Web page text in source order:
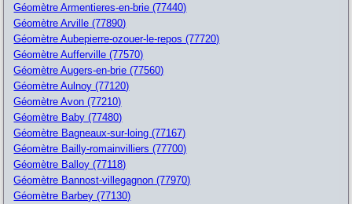
Géomètre Armentieres-en-brie (77440)
Géomètre Arville (77890)
Géomètre Aubepierre-ozouer-le-repos (77720)
Géomètre Aufferville (77570)
Géomètre Augers-en-brie (77560)
Géomètre Aulnoy (77120)
Géomètre Avon (77210)
Géomètre Baby (77480)
Géomètre Bagneaux-sur-loing (77167)
Géomètre Bailly-romainvilliers (77700)
Géomètre Balloy (77118)
Géomètre Bannost-villegagnon (77970)
Géomètre Barbey (77130)